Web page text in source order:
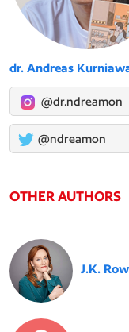
dr. Andreas
@dr.ndreamon
@ndreamon
OTHER AUTHORS
J.K.